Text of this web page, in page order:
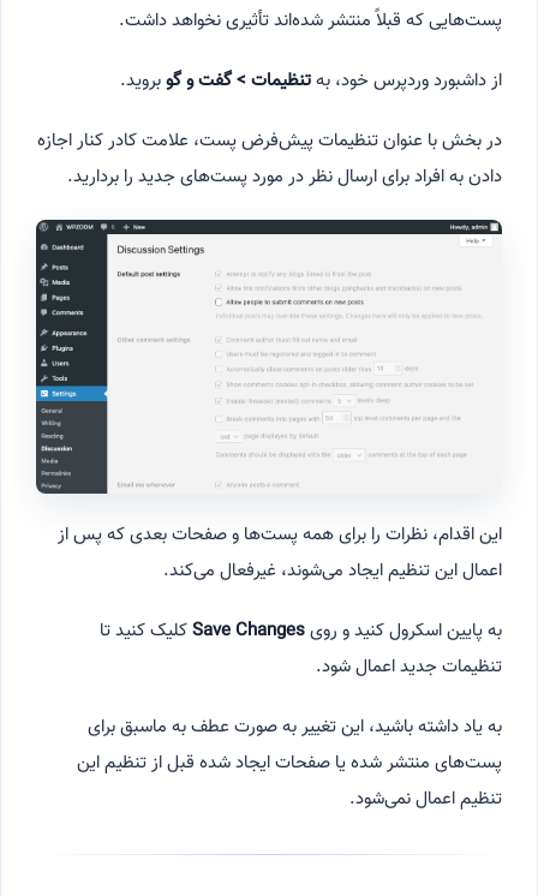
پست‌هایی که قبلاً منتشر شده‌اند تأثیری نخواهد داشت.
از داشبورد وردپرس خود، بهتنظیمات > گفت و گوبروید.
در بخش با عنوان تنظیمات پیش‌فرض پست، علامت کادر کنار اجازه
دادن به افراد برای ارسال نظر در مورد پست‌های جدید را بردارید.
این اقدام، نظرات را برای همه پست‌ها و صفحات بعدی که پس از
اعمال این تنظیم ایجاد می‌شوند، غیرفعال می‌کند.
به پایین اسکرول کنید و رویSave Changesکلیک کنید تا
تنظیمات جدید اعمال شود.
به یاد داشته باشید، این تغییر به صورت عطف به ماسبق برای
پست‌های منتشر شده یا صفحات ایجاد شده قبل از تنظیم این
تنظیم اعمال نمی‌شود.